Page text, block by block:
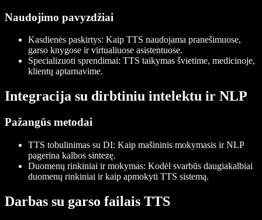
Naudojimo pavyzdžiai
Kasdienės paskirtys: Kaip TTS naudojama pranešimuose,
garso knygose ir virtualiuose asistentuose.
Specializuoti sprendimai: TTS taikymas švietime, medicinoje,
klientų aptarnavime.
Integracija su dirbtiniu intelektu ir NLP
Pažangūs metodai
TTS tobulinimas su DI: Kaip mašininis mokymasis ir NLP
pagerina kalbos sintezę.
Duomenų rinkiniai ir mokymas: Kodėl svarbūs daugiakalbiai
duomenų rinkiniai ir kaip apmokyti TTS sistemą.
Darbas su garso failais TTS